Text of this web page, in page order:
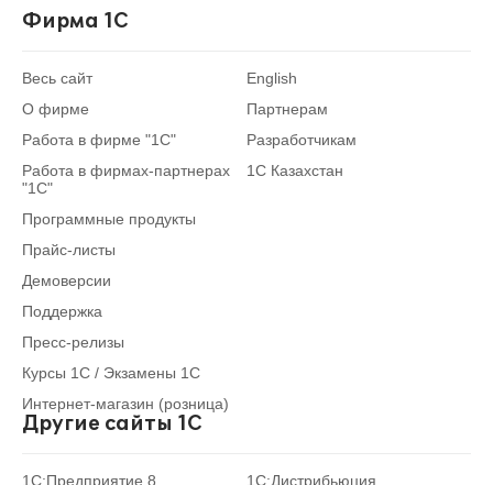
Фирма 1С
Весь сайт
О фирме
Работа в фирме "1С"
Работа в фирмах-партнерах
"1С"
Программные продукты
Прайс-листы
Демоверсии
Поддержка
Пресс-релизы
Курсы 1С / Экзамены 1С
Интернет-магазин (розница)
English
Партнерам
Разработчикам
1С Казахстан
Другие сайты 1С
1С:Предприятие 8 1С:Дистрибьюция